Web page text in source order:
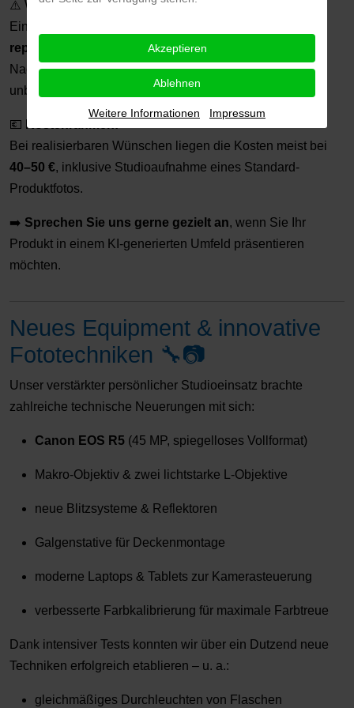
⚠️ Wichtig zu wissen:
Ein Produkt wird von der KI
reproduziert
. Ohne professionellen Austausch und
Nachbearbeitung entstehen oft unrealistische oder
unbrauchbare Ergebnisse.
💶 Kostenrahmen:
Bei realisierbaren Wünschen liegen die Kosten meist bei
40–50 €, inklusive Studioaufnahme eines Standard-
Produktfotos.
➡️ Sprechen Sie uns gerne gezielt an, wenn Sie Ihr
Produkt in einem KI-generierten Umfeld präsentieren
möchten.
Neues Equipment & innovative
Fototechniken 🔧📷
Unser verstärkter persönlicher Studioeinsatz brachte
zahlreiche technische Neuerungen mit sich:
Canon EOS R5 (45 MP, spiegelloses Vollformat)
Makro-Objektiv & zwei lichtstarke L-Objektive
neue Blitzsysteme & Reflektoren
Galgenstative für Deckenmontage
moderne Laptops & Tablets zur Kamerasteuerung
verbesserte Farbkalibrierung für maximale Farbtreue
Dank intensiver Tests konnten wir über ein Dutzend neue
Techniken erfolgreich etablieren – u. a.:
gleichmäßiges Durchleuchten von Flaschen
Akzeptieren
Ablehnen
Weitere Informationen Impressum